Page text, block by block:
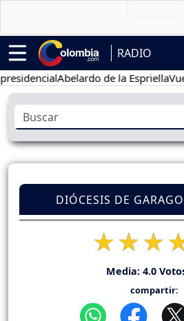
RADIO
Abelardo de la EspriellaVuelta
DIÓCESIS DE
Media: 4.0
compartir: